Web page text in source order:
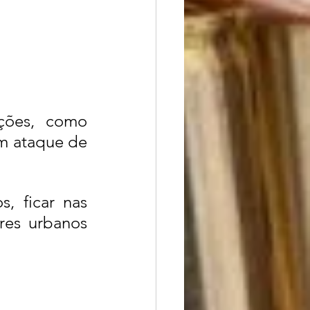
como
ataque de
ficar nas
urbanos